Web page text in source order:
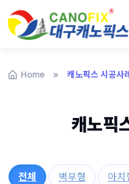
Home 캐노픽스 시공사
캐노픽
전체 벽부형 아치